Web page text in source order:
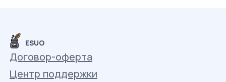
ESUO
Договор-оферта
Центр поддержки